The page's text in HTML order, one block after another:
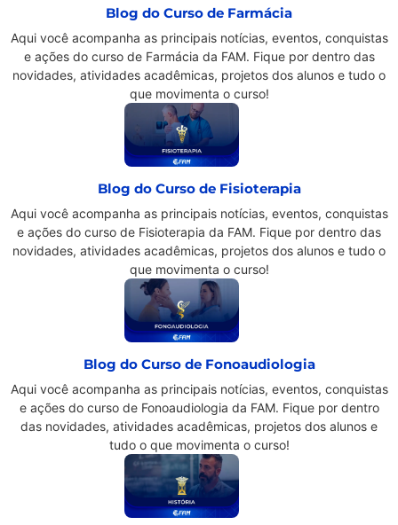
Blog do Curso de Farmácia
Aqui você acompanha as principais notícias, eventos, conquistas
e ações do curso de Farmácia da FAM. Fique por dentro das
novidades, atividades acadêmicas, projetos dos alunos e tudo o
que movimenta o curso!
Blog do Curso de Fisioterapia
Aqui você acompanha as principais notícias, eventos, conquistas
e ações do curso de Fisioterapia da FAM. Fique por dentro das
novidades, atividades acadêmicas, projetos dos alunos e tudo o
que movimenta o curso!
Blog do Curso de Fonoaudiologia
Aqui você acompanha as principais notícias, eventos, conquistas
e ações do curso de Fonoaudiologia da FAM. Fique por dentro
das novidades, atividades acadêmicas, projetos dos alunos e
tudo o que movimenta o curso!